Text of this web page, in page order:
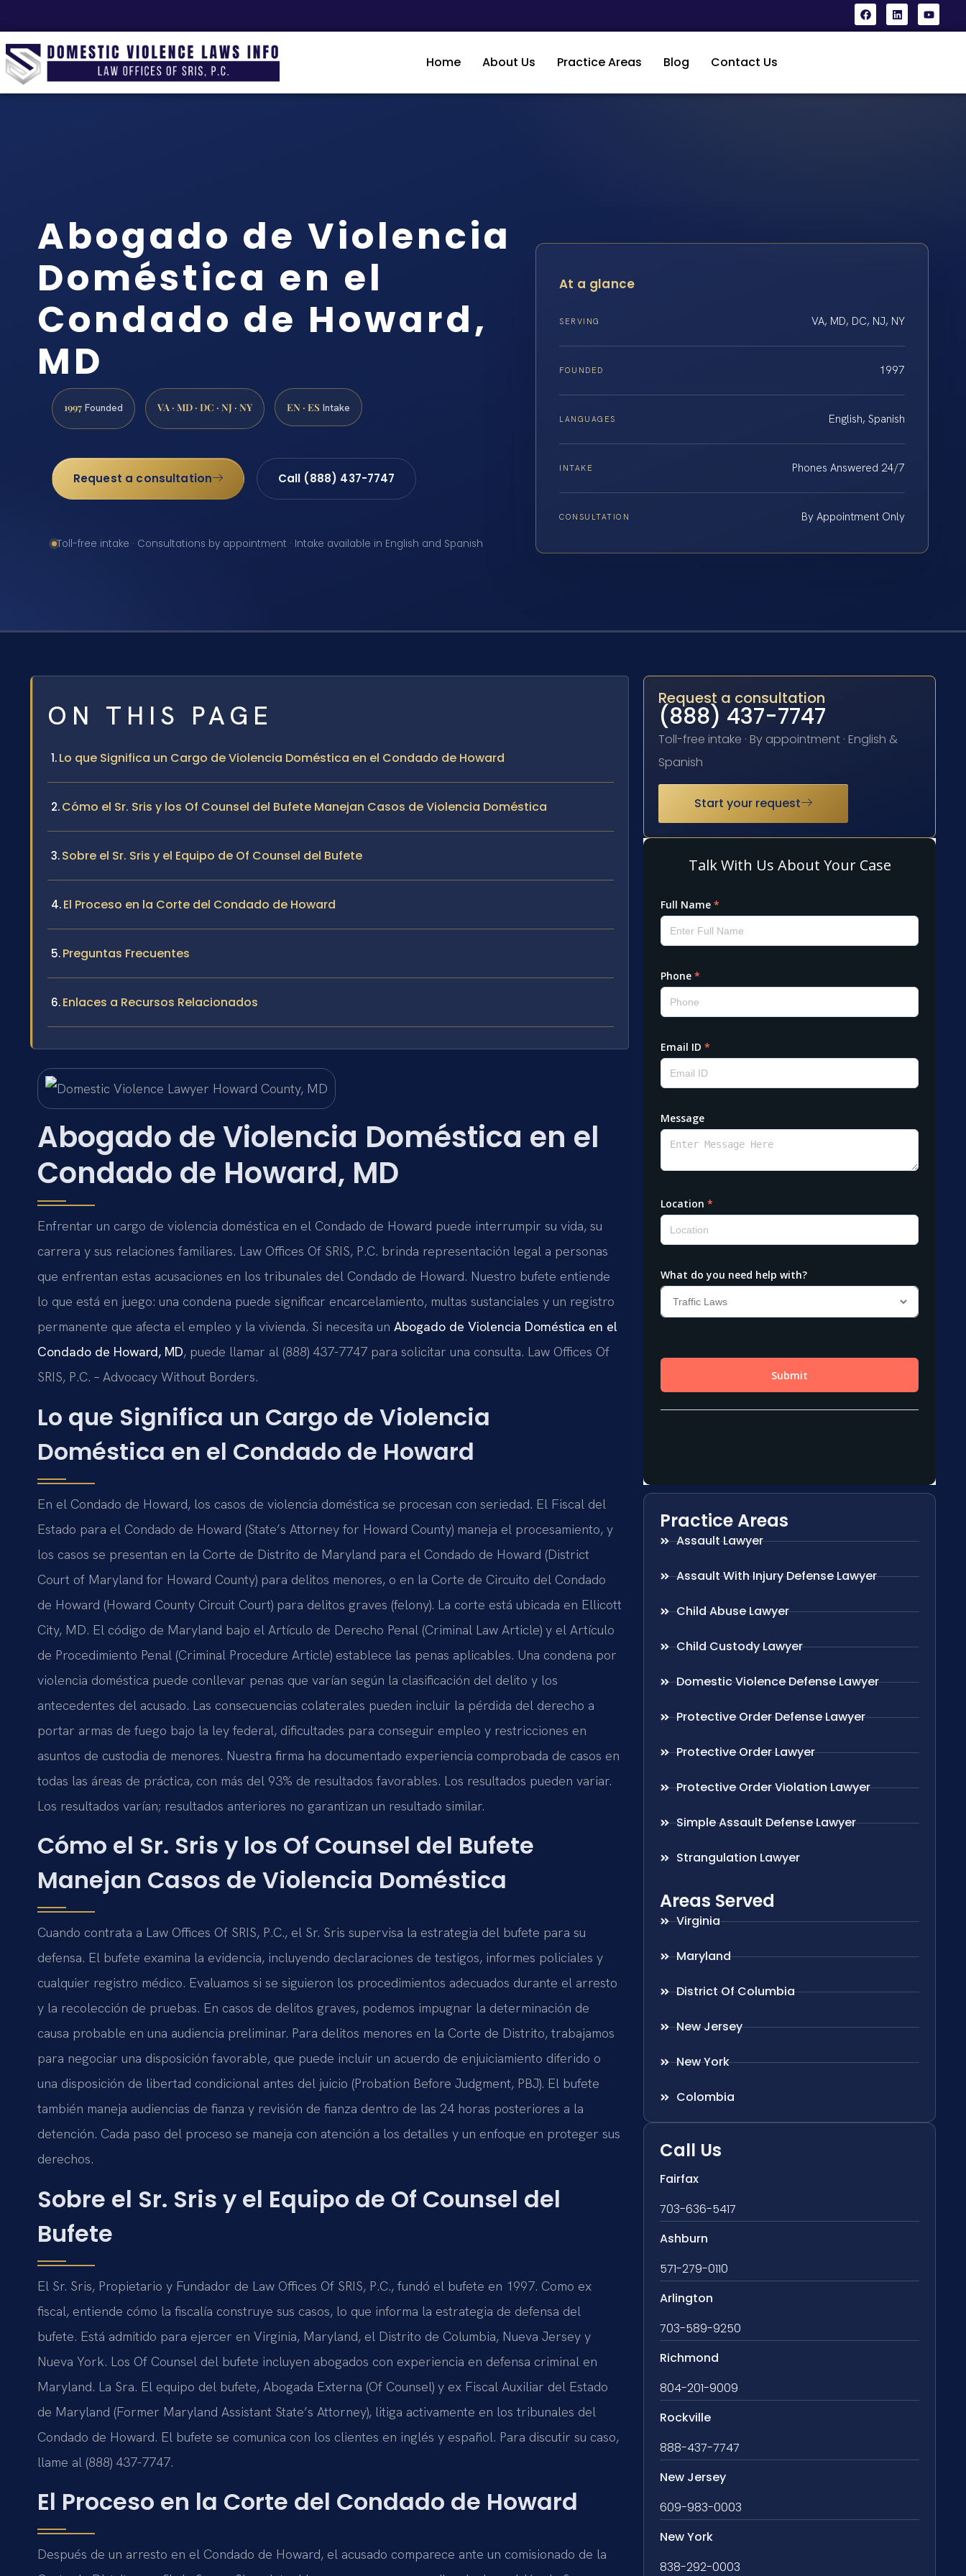
Home About Us Practice Areas Blog Contact Us
Abogado de Violencia
Doméstica en el
Condado de Howard,
MD
1997 Founded VA · MD · DC · NJ · NY EN · ES Intake
Request a consultation Call (888) 437-7747
Toll-free intake · Consultations by appointment · Intake available in English and Spanish
At a glance
SERVING VA, MD, DC, NJ, NY
FOUNDED 1997
LANGUAGES English, Spanish
INTAKE Phones Answered 24/7
CONSULTATION By Appointment Only
ON THIS PAGE
Lo que Significa un Cargo de Violencia Doméstica en el Condado de Howard
Cómo el Sr. Sris y los Of Counsel del Bufete Manejan Casos de Violencia Doméstica
Sobre el Sr. Sris y el Equipo de Of Counsel del Bufete
El Proceso en la Corte del Condado de Howard
Preguntas Frecuentes
Enlaces a Recursos Relacionados
Abogado de Violencia Doméstica en el
Condado de Howard, MD
Enfrentar un cargo de violencia doméstica en el Condado de Howard puede interrumpir su vida, su
carrera y sus relaciones familiares. Law Offices Of SRIS, P.C. brinda representación legal a personas
que enfrentan estas acusaciones en los tribunales del Condado de Howard. Nuestro bufete entiende
lo que está en juego: una condena puede significar encarcelamiento, multas sustanciales y un registro
permanente que afecta el empleo y la vivienda. Si necesita un Abogado de Violencia Doméstica en el
Condado de Howard, MD, puede llamar al (888) 437-7747 para solicitar una consulta. Law Offices Of
SRIS, P.C. – Advocacy Without Borders.
Lo que Significa un Cargo de Violencia
Doméstica en el Condado de Howard
En el Condado de Howard, los casos de violencia doméstica se procesan con seriedad. El Fiscal del
Estado para el Condado de Howard (State’s Attorney for Howard County) maneja el procesamiento, y
los casos se presentan en la Corte de Distrito de Maryland para el Condado de Howard (District
Court of Maryland for Howard County) para delitos menores, o en la Corte de Circuito del Condado
de Howard (Howard County Circuit Court) para delitos graves (felony). La corte está ubicada en Ellicott
City, MD. El código de Maryland bajo el Artículo de Derecho Penal (Criminal Law Article) y el Artículo
de Procedimiento Penal (Criminal Procedure Article) establece las penas aplicables. Una condena por
violencia doméstica puede conllevar penas que varían según la clasificación del delito y los
antecedentes del acusado. Las consecuencias colaterales pueden incluir la pérdida del derecho a
portar armas de fuego bajo la ley federal, dificultades para conseguir empleo y restricciones en
asuntos de custodia de menores. Nuestra firma ha documentado experiencia comprobada de casos en
todas las áreas de práctica, con más del 93% de resultados favorables. Los resultados pueden variar.
Los resultados varían; resultados anteriores no garantizan un resultado similar.
Cómo el Sr. Sris y los Of Counsel del Bufete
Manejan Casos de Violencia Doméstica
Cuando contrata a Law Offices Of SRIS, P.C., el Sr. Sris supervisa la estrategia del bufete para su
defensa. El bufete examina la evidencia, incluyendo declaraciones de testigos, informes policiales y
cualquier registro médico. Evaluamos si se siguieron los procedimientos adecuados durante el arresto
y la recolección de pruebas. En casos de delitos graves, podemos impugnar la determinación de
causa probable en una audiencia preliminar. Para delitos menores en la Corte de Distrito, trabajamos
para negociar una disposición favorable, que puede incluir un acuerdo de enjuiciamiento diferido o
una disposición de libertad condicional antes del juicio (Probation Before Judgment, PBJ). El bufete
también maneja audiencias de fianza y revisión de fianza dentro de las 24 horas posteriores a la
detención. Cada paso del proceso se maneja con atención a los detalles y un enfoque en proteger sus
derechos.
Sobre el Sr. Sris y el Equipo de Of Counsel del
Bufete
El Sr. Sris, Propietario y Fundador de Law Offices Of SRIS, P.C., fundó el bufete en 1997. Como ex
fiscal, entiende cómo la fiscalía construye sus casos, lo que informa la estrategia de defensa del
bufete. Está admitido para ejercer en Virginia, Maryland, el Distrito de Columbia, Nueva Jersey y
Nueva York. Los Of Counsel del bufete incluyen abogados con experiencia en defensa criminal en
Maryland. La Sra. El equipo del bufete, Abogada Externa (Of Counsel) y ex Fiscal Auxiliar del Estado
de Maryland (Former Maryland Assistant State’s Attorney), litiga activamente en los tribunales del
Condado de Howard. El bufete se comunica con los clientes en inglés y español. Para discutir su caso,
llame al (888) 437-7747.
El Proceso en la Corte del Condado de Howard
Después de un arresto en el Condado de Howard, el acusado comparece ante un comisionado de la
Request a consultation
(888) 437-7747
Toll-free intake · By appointment · English &
Spanish
Start your request
Practice Areas
Assault Lawyer
Assault With Injury Defense Lawyer
Child Abuse Lawyer
Child Custody Lawyer
Domestic Violence Defense Lawyer
Protective Order Defense Lawyer
Protective Order Lawyer
Protective Order Violation Lawyer
Simple Assault Defense Lawyer
Strangulation Lawyer
Areas Served
Virginia
Maryland
District Of Columbia
New Jersey
New York
Colombia
Call Us
Fairfax
703-636-5417
Ashburn
571-279-0110
Arlington
703-589-9250
Richmond
804-201-9009
Rockville
888-437-7747
New Jersey
609-983-0003
New York
838-292-0003